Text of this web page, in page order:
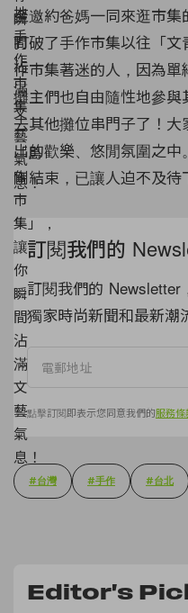
至邀約爸媽一同來逛市
打破了手作市集以往「
作市集著迷的人，因為單
攤主們也自由隨性地參
去其他攤位串門子了！
出的歡樂、悠閒氛圍之
剛結束，已讓人迫不及待
訂閱我們的
訂閱我們的 Newsletter
獨家時尚新聞和最新潮
點擊訂閱即表示您同意我們的服務條
台灣 手作 台北
Editor's